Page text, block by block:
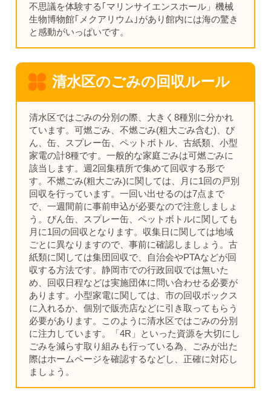
不思議を体験する｢マリンサイエンスホール」機械
生物博物館｢メクアリウム｣があり館内には海の驚き
と感動がいっぱいです。
清水区のごみの回収ルール
清水区ではごみの分別の際、大きく8種別に分かれ
ています。可燃ごみ、不燃ごみ(粗大ごみ含む)、び
ん、缶、スプレー缶、ペットボトル、古紙類、小型
家電の計8種です。一般的な家庭ごみは可燃ごみに
該当します。週2回集積所で集めて回収する形で
す。不燃ごみ(粗大ごみ)に関しては、月に1回の戸別
回収を行っています。一回い出せるのは7点まで
で、一週間前に事前申込が必要なので注意しましょ
う。びん缶、スプレー缶、ペットボトルに関しても
月に1回の回収となります。収集日に関しては地域
ごとに異なりますので、事前に確認しましょう。古
紙類に関しては集団回収で、自治会やPTAなどが回
収する方法です。静岡市での行政回収では無いた
め、回収日程などは実施団体に問い合わせる必要が
あります。小型家電に関しては、市の回収ボックス
に入れるか、個別で販売店などに引き取ってもらう
必要があります。このように清水区ではごみの分別
に注力しています。「4R」といった資源を大切にし
ごみを減らす取り組みも行っている為、ごみが出た
際はホームページを確認するなどし、正確に対応し
ましょう。